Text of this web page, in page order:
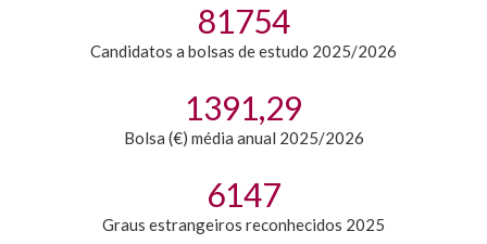
103754
Candidatos a bolsas de estudo 2025/2026
1391,29
Bolsa (€) média anual 2025/2026
7147
Graus estrangeiros reconhecidos 2025